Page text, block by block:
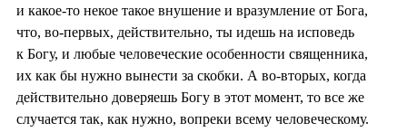
и какое-то некое такое внушение и вразумление от Бога,
что, во-первых, действительно, ты идешь на исповедь
к Богу, и любые человеческие особенности священника,
их как бы нужно вынести за скобки. А во-вторых, когда
действительно доверяешь Богу в этот момент, то все же
случается так, как нужно, вопреки всему человеческому.